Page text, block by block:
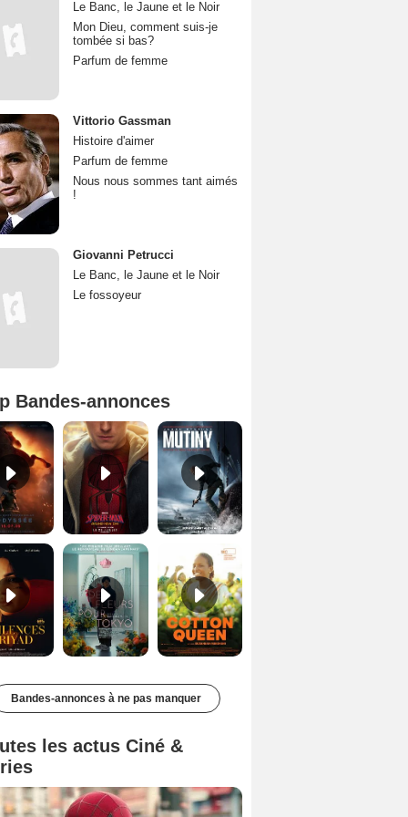
Le Banc, le Jaune et le Noir
Mon Dieu, comment suis-je
tombée si bas?
Parfum de femme
Vittorio Gassman
Histoire d'aimer
Parfum de femme
Nous nous sommes tant aimés
!
Giovanni Petrucci
Le Banc, le Jaune et le Noir
Le fossoyeur
Bandes-annonces
L'Odyssée Bande-annonce VO STFR Spider-Man: Brand New Day Bande-annonce VO STFR
Les Silences de Riyad Bande-annonce VO STFR Cotton Queen Bande-annonce VO STFR
Bandes-annonces à ne pas manquer
les actus Ciné &